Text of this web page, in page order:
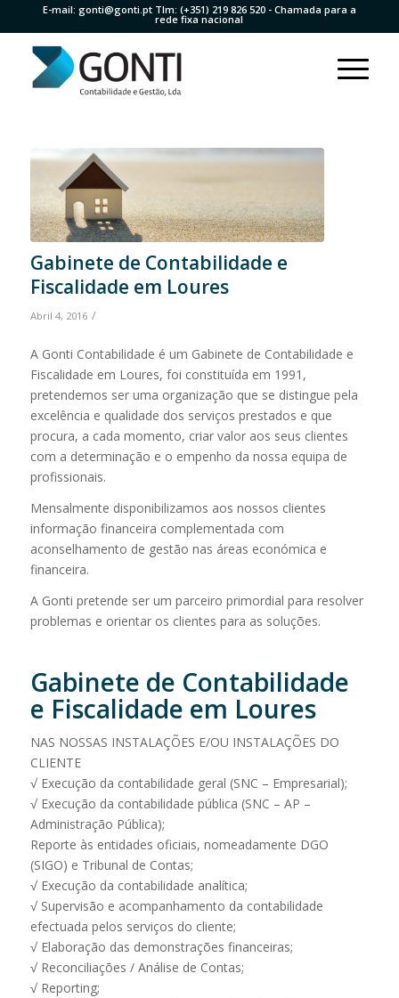
E-mail: gonti@gonti.ptTlm: (+351) 219 826 520- Chamada para a
rede fixa nacional
Gabinete de Contabilidade e
Fiscalidade em Loures
Abril 4, 2016 /
A Gonti Contabilidade é um Gabinete de Contabilidade e
Fiscalidade em Loures, foi constituída em 1991,
pretendemos ser uma organização que se distingue pela
excelência e qualidade dos serviços prestados e que
procura, a cada momento, criar valor aos seus clientes
com a determinação e o empenho da nossa equipa de
profissionais.
Mensalmente disponibilizamos aos nossos clientes
informação financeira complementada com
aconselhamento de gestão nas áreas económica e
financeira.
A Gonti pretende ser um parceiro primordial para resolver
problemas e orientar os clientes para as soluções.
Gabinete de Contabilidade
e Fiscalidade em Loures
NAS NOSSAS INSTALAÇÕES E/OU INSTALAÇÕES DO
CLIENTE
√ Execução da contabilidade geral (SNC – Empresarial);
√ Execução da contabilidade pública (SNC – AP –
Administração Pública);
Reporte às entidades oficiais, nomeadamente DGO
(SIGO) e Tribunal de Contas;
√ Execução da contabilidade analítica;
√ Supervisão e acompanhamento da contabilidade
efectuada pelos serviços do cliente;
√ Elaboração das demonstrações financeiras;
√ Reconciliações / Análise de Contas;
√ Reporting;